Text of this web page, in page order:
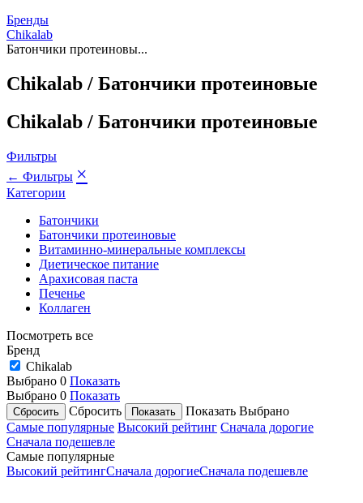
Бренды
Chikalab
Батончики протеиновы...
Chikalab / Батончики протеиновые
Chikalab / Батончики протеиновые
Фильтры
← Фильтры ×
Категории
Батончики
Батончики протеиновые
Витаминно-минеральные комплексы
Диетическое питание
Арахисовая паста
Печенье
Коллаген
Посмотреть все
Бренд
Chikalab
Выбрано 0 Показать
Выбрано 0 Показать
Сбросить
Показать Выбрано
Самые популярные Высокий рейтинг Сначала дорогие
Сначала подешевле
Самые популярные
Высокий рейтингСначала дорогиеСначала подешевле